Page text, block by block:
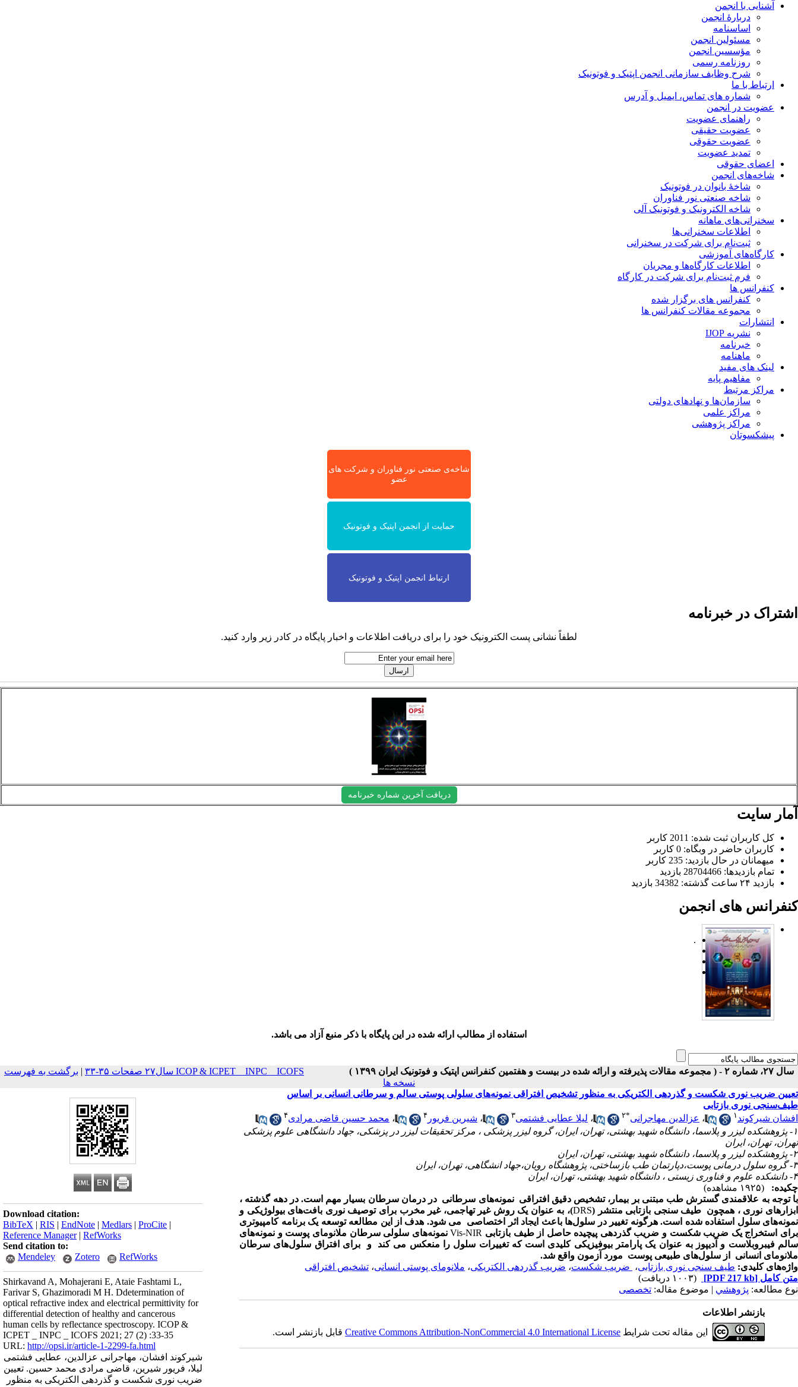
آشنایی با انجمن
دربارۀ انجمن
اساسنامه
مسئولین انجمن
مؤسسین انجمن
روزنامه رسمی
شرح وظایف سازمانی انجمن اپتیک و فوتونیک
ارتباط با ما
شماره های تماس، ایمیل و آدرس
عضویت در انجمن
راهنمای عضویت
عضویت حقیقی
عضویت حقوقی
تمدید عضویت
اعضای حقوقی
شاخه‌های انجمن
شاخۀ بانوان در فوتونیک
شاخه صنعتی نور فناوران
شاخه‌ الکترونیک و فوتونیک آلی
سخنرانی‌های ماهانه
اطلاعات سخنرانی‌‌ها
ثبت‌نام برای شرکت در سخنرانی
کارگاه‌های آموزشی
اطلاعات کارگاه‌ها و مجریان
فرم ثبت‌نام برای شرکت در کارگاه
کنفرانس ها
کنفرانس های برگزار شده
مجموعه مقالات کنفرانس ها
انتشارات
نشریه IJOP
خبرنامه
ماهنامه
لینک های مفید
مفاهیم پایه
مراکز مرتبط
سازمان‌ها و نهادهای دولتی
مراکز علمی
مراکز پژوهشی
پیشکسوتان
شاخه‌ی صنعتی نور فناوران و شرکت های
عضو
حمایت از انجمن اپتیک و فوتونیک
ارتباط انجمن اپتیک و فوتونیک
اشتراک در خبرنامه
لطفاً نشانی پست الکترونیک خود را برای دریافت اطلاعات و اخبار پایگاه در کادر زیر وارد کنید.
دریافت آخرین شماره خبرنامه
آمار سایت
کل کاربران ثبت شده: 2011 کاربر
کاربران حاضر در وبگاه: 0 کاربر
میهمانان در حال بازدید: 235 کاربر
تمام بازدید‌ها: 28704466 بازدید
بازدید ۲۴ ساعت گذشته: 34382 بازدید
کنفرانس های انجمن
.
استفاده از مطالب ارائه شده در این پایگاه با ذکر منبع آزاد می باشد.
سال ۲۷، شماره ۲ - ( مجموعه مقالات پذیرفته و ارائه شده در بیست و هفتمین کنفرانس اپتیک و فوتونیک ایران ۱۳۹۹ ) ICOP & ICPET _ INPC _ ICOFS سال۲۷ صفحات ۳۵-۳۳ | برگشت به فهرست
نسخه ها
Download citation:
BibTeX | RIS | EndNote | Medlars | ProCite |
Reference Manager| RefWorks
Send citation to:
Mendeley
Zotero RefWorks
Shirkavand A, Mohajerani E, Ataie Fashtami L,
Farivar S, Ghazimoradi M H. Ddetermination of
optical refractive index and electrical permittivity for
differential detection of healthy and cancerous
human cells by reflectance spectroscopy. ICOP &
ICPET _ INPC _ ICOFS 2021; 27 (2) :33-35
URL: http://opsi.ir/article-1-2299-fa.html
شیرکوند افشان، مهاجرانی عزالدین، عطایی فشتمی
لیلا، فریور شیرین، قاضی مرادی محمد حسین. تعیین
ضریب نوری شکست و گذردهی الکتریکی به منظور
تعیین ضریب نوری شکست و گذردهی الکتریکی به منظور تشخیص افتراقی نمونه‌های سلولی پوستی سالم و سرطانی انسانی بر اساس
طیف‌سنجی نوری بازتابی
افشان شیرکوند ۱ ، عزالدین مهاجرانی*۲ ، لیلا عطایی فشتمی۳ ، شیرین فریور ۴ ، محمد حسین قاضی مرادی۴
۱- پژوهشکده لیزر و پلاسما، دانشگاه شهید بهشتی، تهران، ایران، گروه لیزر پزشکی ، مرکز تحقیقات لیزر در پزشکی، جهاد دانشگاهی علوم پزشکی
تهران، تهران، ایران
۲- پژوهشکده لیزر و پلاسما، دانشگاه شهید بهشتی، تهران، ایران
۳- گروه سلول درمانی پوست،دپارتمان طب بازساختی، پژوهشگاه رویان،جهاد انشگاهی، تهران، ایران
۴- دانشکده علوم و فناوری زیستی ، دانشگاه شهید بهشتی، تهران، ایران
چکیده:
(۱۹۲۵ مشاهده)
با توجه به علاقمندی گسترش طب مبتنی بر بیمار، تشخیص دقیق افتراقی نمونه‌های سرطانی در درمان سرطان بسیار مهم است. در دهه گذشته ،
ابزارهای نوری ، همچون طیف سنجی بازتابی منتشر (DRS)، به عنوان یک روش غیر تهاجمی، غیر مخرب برای توصیف نوری بافت‌های بیولوژیکی و
نمونه‌های سلول استفاده شده است. هرگونه تغییر در سلول‌ها باعث ایجاد اثر اختصاصی می شود. هدف از این مطالعه توسعه یک برنامه کامپیوتری
برای استخراج یک ضریب شکست و ضریب گذردهی پیچیده حاصل از طیف بازتابی Vis-NIRنمونه‌های سلولی سرطان ملانومای پوست و نمونه‌های
سالم فیبروبلاست و آدیپوز به عنوان یک پارامتر بیوفیزیکی کلیدی است که تغییرات سلول را منعکس می کند و برای افتراق سلول‌های سرطان
ملانومای انسانی از سلول‌های طبیعی پوست مورد آزمون واقع شد.
واژه‌های کلیدی: طیف سنجی نوری بازتابی، ضریب شکست، ضریب گذردهی الکتریکی، ملانومای پوستی انسانی، تشخیص افتراقی
متن کامل [PDF 217 kb]
(۱۰۰۳ دریافت)
نوع مطالعه: پژوهشي | موضوع مقاله: تخصصی
بازنشر اطلاعات
این مقاله تحت شرایط Creative Commons Attribution-NonCommercial 4.0 International Licenseقابل بازنشر است.